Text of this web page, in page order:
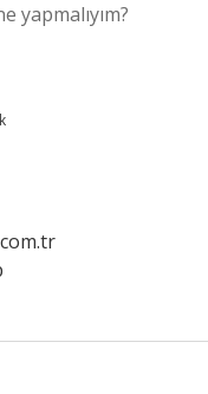
yapmalıyım?